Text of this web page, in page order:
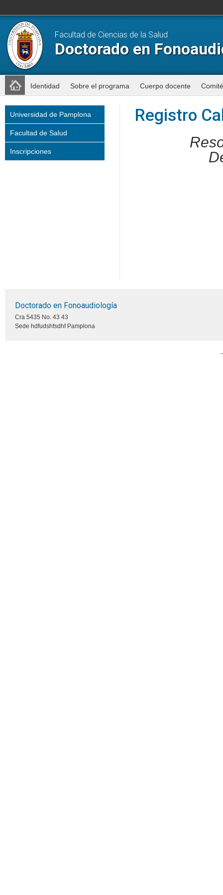
Facultad de Ciencias de la Salud
Doctorado en
Identidad Sobre el programa Cuerpo docente
Universidad de Pamplona
Facultad de Salud
Inscripciones
Registro
Doctorado en Fonoaudiología
Cra 5435 No. 43 43
Sede hdfudshfsdhf Pamplona